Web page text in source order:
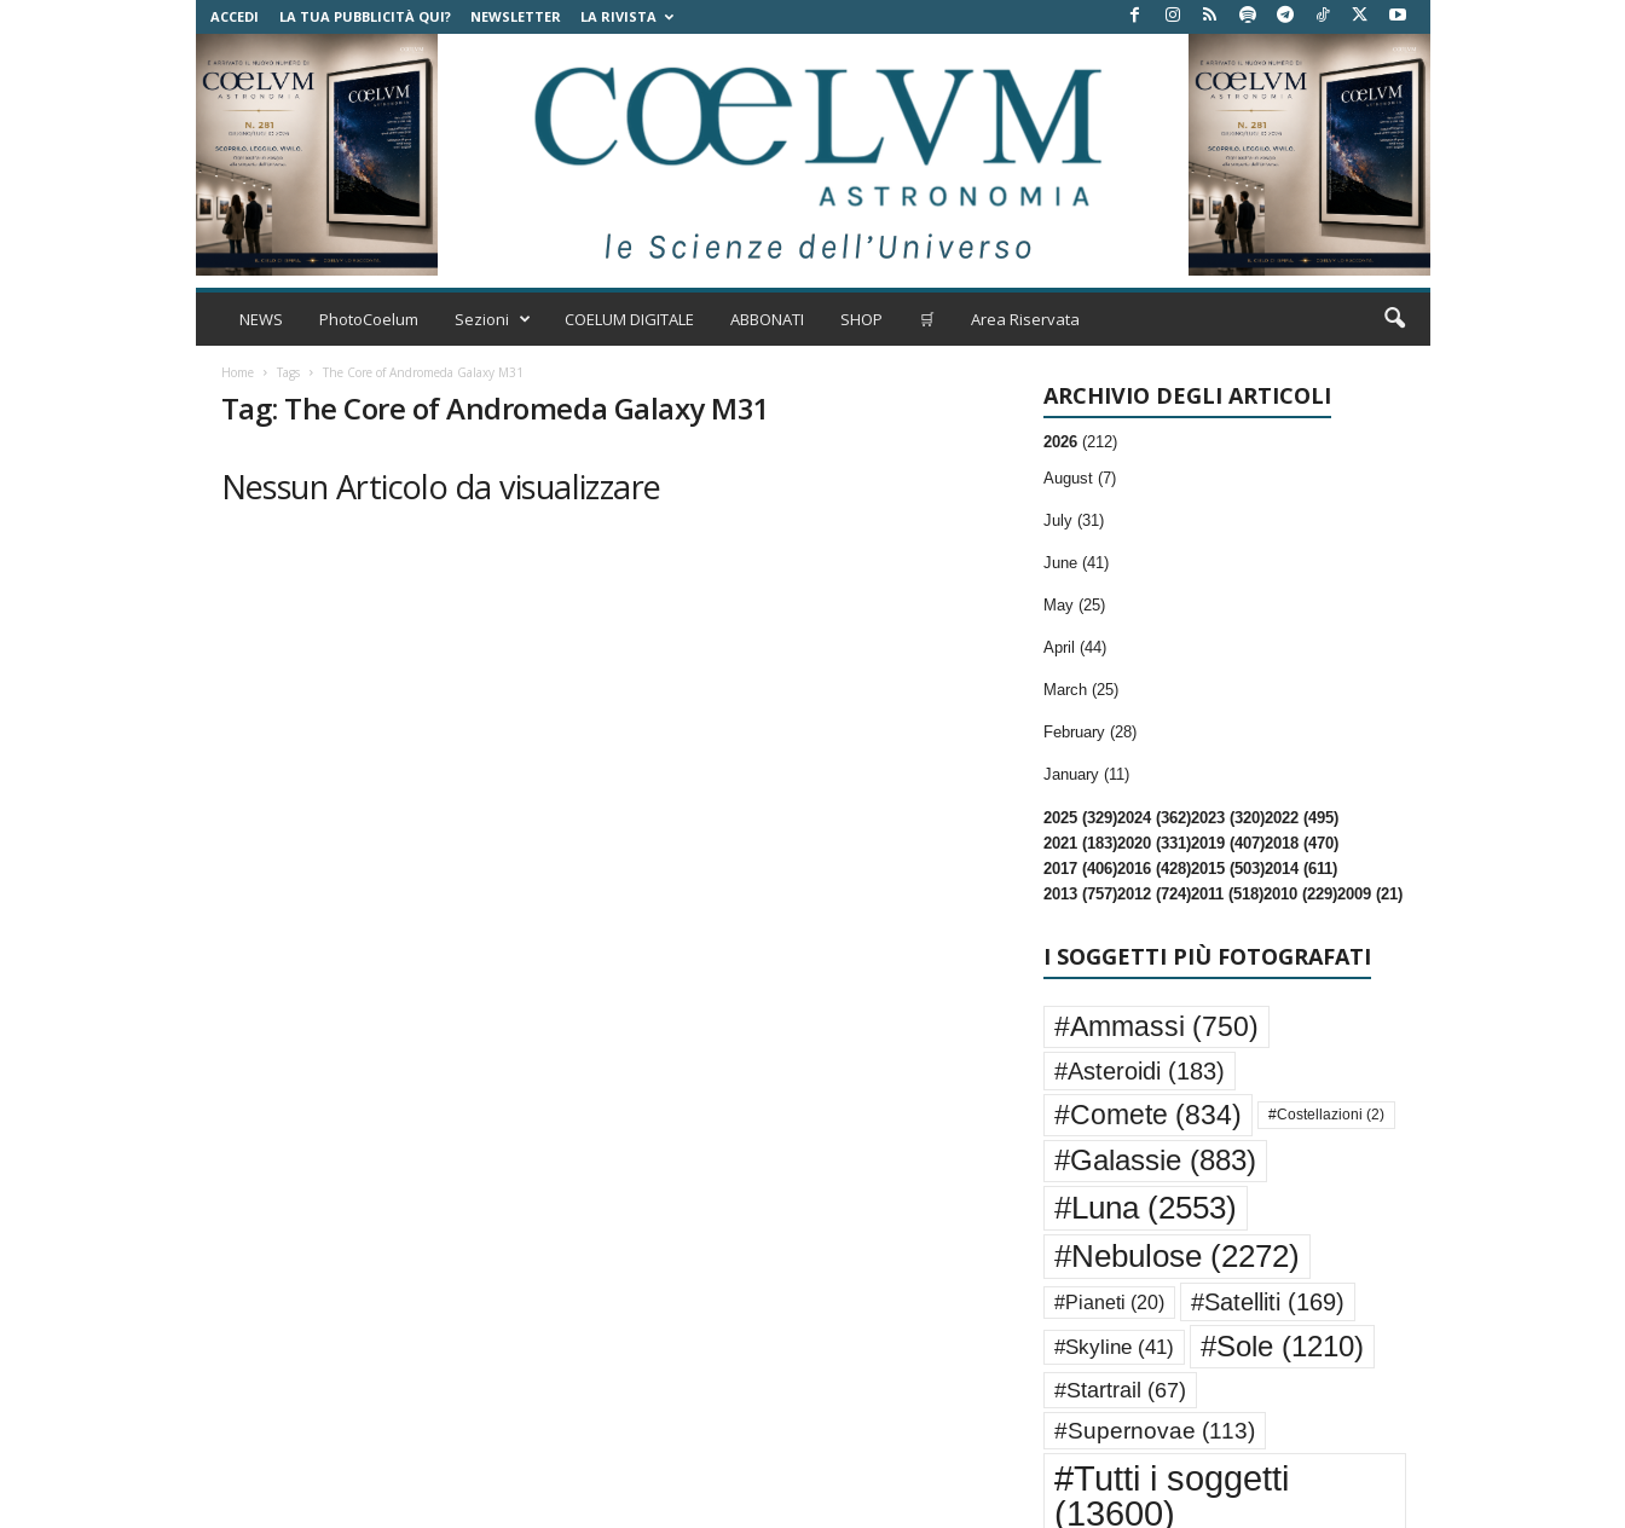
ACCEDI LA TUA PUBBLICITÀ QUI? NEWSLETTER LA RIVISTA
C
m
t
NEWS PhotoCoelum Sezioni COELUM DIGITALE ABBONATI SHOP 🛒 Area Riservata
Home Tags The Core of Andromeda Galaxy M31
Tag: The Core of Andromeda Galaxy M31
Nessun Articolo da visualizzare
ARCHIVIO DEGLI ARTICOLI
2026 (212)
August (7)
July (31)
June (41)
May (25)
April (44)
March (25)
February (28)
January (11)
2025 (329)2024 (362)2023 (320)2022 (495)
2021 (183)2020 (331)2019 (407)2018 (470)
2017 (406)2016 (428)2015 (503)2014 (611)
2013 (757)2012 (724)2011 (518)2010 (229)2009 (21)
I SOGGETTI PIÙ FOTOGRAFATI
#Ammassi (750)
#Asteroidi (183)
#Comete (834) #Costellazioni (2)
#Galassie(883)
#Luna(2553)
#Nebulose(2272)
#Pianeti (20) #Satelliti (169)
#Skyline(41) #Sole(1210)
#Startrail (67)
#Supernovae (113)
#Tutti i soggetti
(13600)